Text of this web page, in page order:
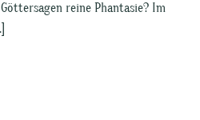
reine Phantasie? Im